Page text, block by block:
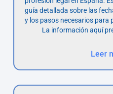
guía detallada sobre las
y los pasos necesarios para
La información aquí
Leer